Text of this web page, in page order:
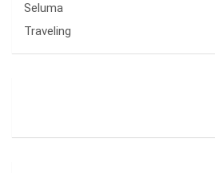
Seluma
Traveling